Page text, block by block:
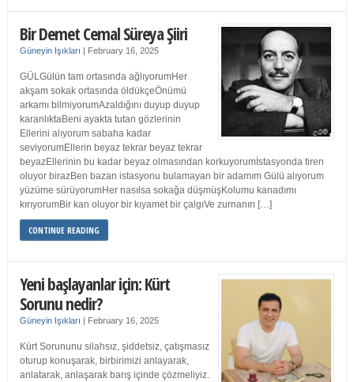
Bir Demet Cemal Süreya Şiiri
Güneyin Işıkları | February 16, 2025
GÜLGülün tam ortasında ağlıyorumHer
akşam sokak ortasında öldükçeÖnümü
arkamı bilmiyorumAzaldığını duyup duyup
karanlıktaBeni ayakta tutan gözlerinin
Ellerini alıyorum sabaha kadar
seviyorumEllerin beyaz tekrar beyaz tekrar
beyazEllerinin bu kadar beyaz olmasından korkuyorumİstasyonda tiren
oluyor birazBen bazan istasyonu bulamayan bir adamım Gülü alıyorum
yüzüme sürüyorumHer nasılsa sokağa düşmüşKolumu kanadımı
kırıyorumBir kan oluyor bir kıyamet bir çalgıVe zurnanın […]
CONTINUE READING
Yeni başlayanlar için: Kürt
Sorunu nedir?
Güneyin Işıkları | February 16, 2025
Kürt Sorununu silahsız, şiddetsiz, çatışmasız
oturup konuşarak, birbirimizi anlayarak,
anlatarak, anlaşarak barış içinde çözmeliyiz.